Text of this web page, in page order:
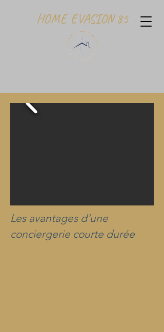
HOME EVASION 85
Les avantages d'une
conciergerie courte durée